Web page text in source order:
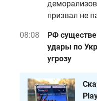
призвал не
08:08
РФ
удары по
угрозу